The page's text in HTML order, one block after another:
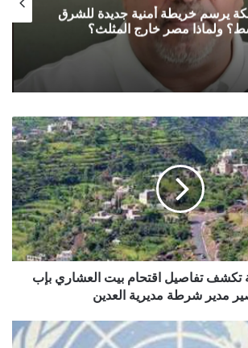
يرسم خريطة أمنية جديدة للشرق
ولماذا مصر خارج المثلث؟
تكشف تفاصيل اقتحام بيت العشاري بإب
مدير شرطة مديرية العدين